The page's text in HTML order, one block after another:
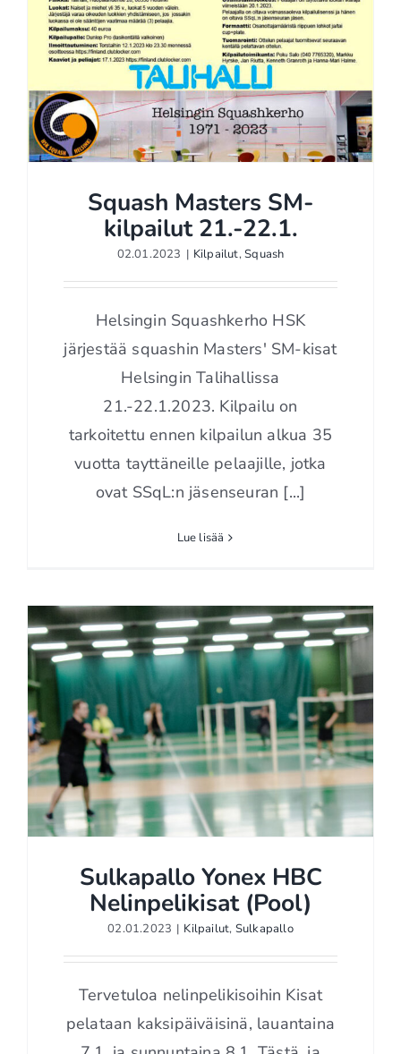
Squash Masters SM-
kilpailut 21.-22.1.
Squash Masters SM-
kilpailut 21.-22.1.
02.01.2023 | Kilpailut,Squash
Helsingin Squashkerho HSK
järjestää squashin Masters' SM-kisat
Helsingin Talihallissa
21.-22.1.2023. Kilpailu on
tarkoitettu ennen kilpailun alkua 35
vuotta tayttäneille pelaajille, jotka
ovat SSqL:n jäsenseuran [...]
Lue lisää
Sulkapallo Yonex HBC
Nelinpelikisat (Pool)
Sulkapallo Yonex HBC
Nelinpelikisat (Pool)
02.01.2023 | Kilpailut, Sulkapallo
Tervetuloa nelinpelikisoihin Kisat
pelataan kaksipäiväisinä, lauantaina